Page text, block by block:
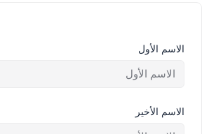
الاسم الأول
الاسم الأخير